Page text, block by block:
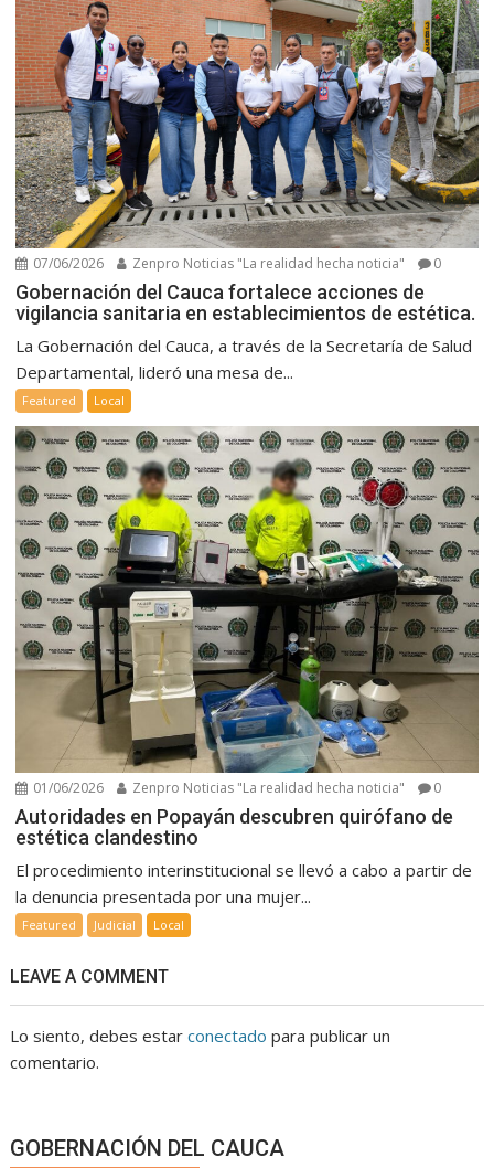
07/06/2026 Zenpro Noticias "La realidad hecha noticia" 0
Gobernación del Cauca fortalece acciones de
vigilancia sanitaria en establecimientos de estética.
La Gobernación del Cauca, a través de la Secretaría de Salud
Departamental, lideró una mesa de...
Featured Local
01/06/2026 Zenpro Noticias "La realidad hecha noticia" 0
Autoridades en Popayán descubren quirófano de
estética clandestino
El procedimiento interinstitucional se llevó a cabo a partir de
la denuncia presentada por una mujer...
Featured Judicial Local
LEAVE A COMMENT
Lo siento, debes estarconectado para publicar un
comentario.
GOBERNACIÓN DEL CAUCA